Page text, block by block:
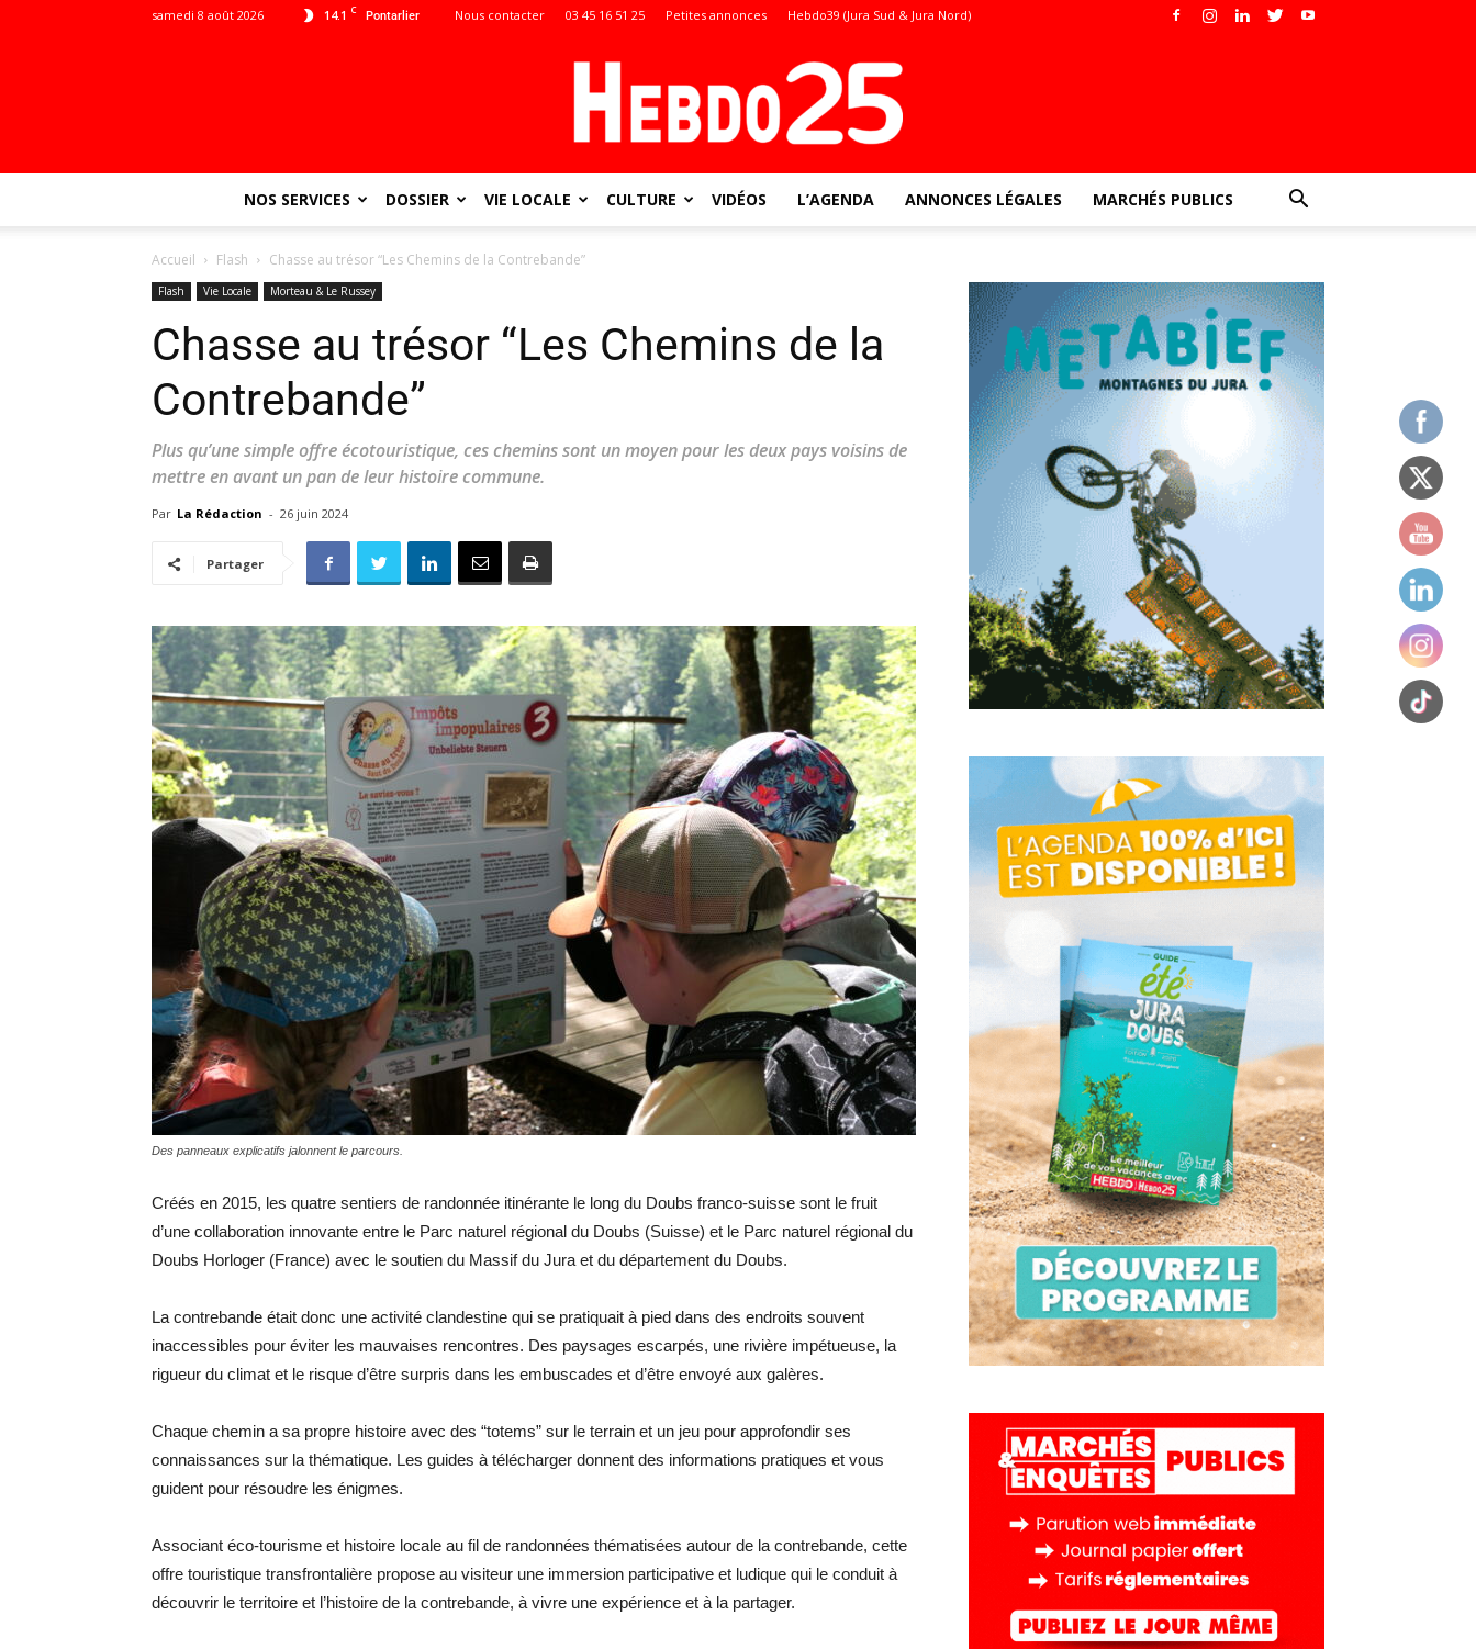
14.1 C Pontarlier
samedi 8 août 2026 Nous contacter 03 45 16 51 25 Petites annonces Hebdo39 (Jura Sud & Jura Nord)
l'info
locale
–
Hebdo25
NOS SERVICES DOSSIER VIE LOCALE CULTURE VIDÉOS L’AGENDA ANNONCES LÉGALES MARCHÉS PUBLICS
Accueil Flash Chasse au trésor “Les Chemins de la Contrebande”
Flash Vie Locale Morteau & Le Russey
Chasse au trésor “Les Chemins de la
Contrebande”
Plus qu’une simple offre écotouristique, ces chemins sont un moyen pour les deux pays voisins de
mettre en avant un pan de leur histoire commune.
Par La Rédaction - 26 juin 2024
Partager
Des panneaux explicatifs jalonnent le parcours.
Créés en 2015, les quatre sentiers de randonnée itinérante le long du Doubs franco-suisse sont le fruit
d’une collaboration innovante entre le Parc naturel régional du Doubs (Suisse) et le Parc naturel régional du
Doubs Horloger (France) avec le soutien du Massif du Jura et du département du Doubs.
La contrebande était donc une activité clandestine qui se pratiquait à pied dans des endroits souvent
inaccessibles pour éviter les mauvaises rencontres. Des paysages escarpés, une rivière impétueuse, la
rigueur du climat et le risque d’être surpris dans les embuscades et d’être envoyé aux galères.
Chaque chemin a sa propre histoire avec des “totems” sur le terrain et un jeu pour approfondir ses
connaissances sur la thématique. Les guides à télécharger donnent des informations pratiques et vous
guident pour résoudre les énigmes.
Associant éco-tourisme et histoire locale au fil de randonnées thématisées autour de la contrebande, cette
offre touristique transfrontalière propose au visiteur une immersion participative et ludique qui le conduit à
découvrir le territoire et l’histoire de la contrebande, à vivre une expérience et à la partager.